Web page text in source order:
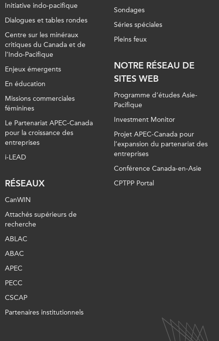
Initiative indo-pacifique
Dialogues et tables rondes
Centre sur les minéraux
critiques du Canada et de
l’Indo-Pacifique
Enjeux émergents
En éducation
Missions commerciales
féminines
Le Partenariat APEC-Canada
pour la croissance des
entreprises
i-LEAD
RÉSEAUX
CanWIN
Attachés supérieurs de
recherche
ABLAC
ABAC
APEC
PECC
CSCAP
Partenaires institutionnels
Sondages
Séries spéciales
Pleins feux
NOTRE RÉSEAU DE
SITES WEB
Programme d’études Asie-
Pacifique
Investment Monitor
Projet APEC-Canada pour
l’expansion du partenariat des
entreprises
Conférence Canada-en-Asie
CPTPP Portal